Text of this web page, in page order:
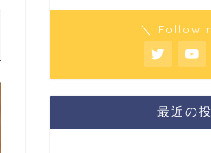
＼ Follow
最近の